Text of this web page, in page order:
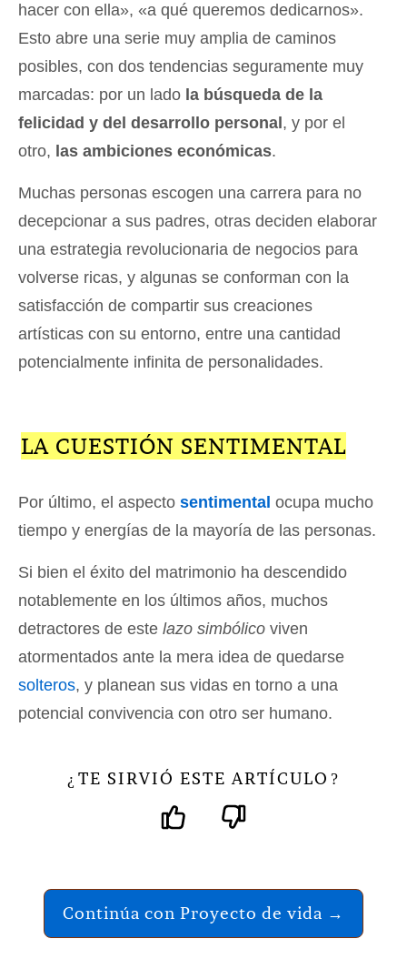
hacer con ella», «a qué queremos dedicarnos».
Esto abre una serie muy amplia de caminos
posibles, con dos tendencias seguramente muy
marcadas: por un lado la búsqueda de la
felicidad y del desarrollo personal , y por el
otro, las ambiciones económicas.
Muchas personas escogen una carrera para no
decepcionar a sus padres, otras deciden elaborar
una estrategia revolucionaria de negocios para
volverse ricas, y algunas se conforman con la
satisfacción de compartir sus creaciones
artísticas con su entorno, entre una cantidad
potencialmente infinita de personalidades.
LA CUESTIÓN SENTIMENTAL
Por último, el aspecto sentimental ocupa mucho
tiempo y energías de la mayoría de las personas.
Si bien el éxito del matrimonio ha descendido
notablemente en los últimos años, muchos
detractores de este lazo simbólico viven
atormentados ante la mera idea de quedarse
solteros, y planean sus vidas en torno a una
potencial convivencia con otro ser humano.
¿ TE SIRVIÓ ESTE ARTÍCULO ?
Continúa con Proyecto de vida →